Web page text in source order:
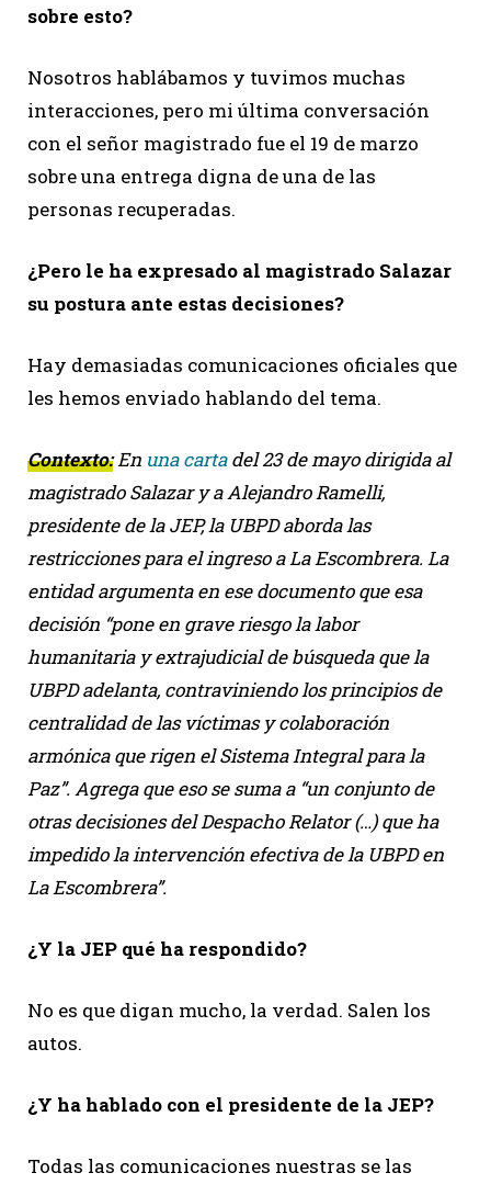
sobre esto?
Nosotros hablábamos y tuvimos muchas
interacciones, pero mi última conversación
con el señor magistrado fue el 19 de marzo
sobre una entrega digna de una de las
personas recuperadas.
¿Pero le ha expresado al magistrado Salazar
su postura ante estas decisiones?
Hay demasiadas comunicaciones oficiales que
les hemos enviado hablando del tema.
Contexto:En una cartadel 23 de mayo dirigida al
magistrado Salazar y a Alejandro Ramelli,
presidente de la JEP, la UBPD aborda las
restricciones para el ingreso a La Escombrera. La
entidad argumenta en ese documento que esa
decisión “pone en grave riesgo la labor
humanitaria y extrajudicial de búsqueda que la
UBPD adelanta, contraviniendo los principios de
centralidad de las víctimas y colaboración
armónica que rigen el Sistema Integral para la
Paz”. Agrega que eso se suma a “un conjunto de
otras decisiones del Despacho Relator (…) que ha
impedido la intervención efectiva de la UBPD en
La Escombrera”.
¿Y la JEP qué ha respondido?
No es que digan mucho, la verdad. Salen los
autos.
¿Y ha hablado con el presidente de la JEP?
Todas las comunicaciones nuestras se las